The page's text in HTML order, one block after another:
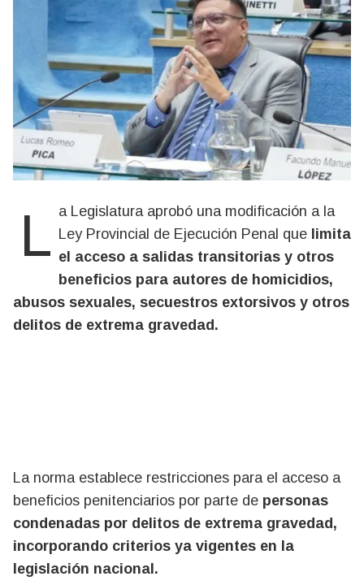
La Legislatura aprobó una modificación a la Ley Provincial de Ejecución Penal que limita
el acceso a salidas transitorias y otros
beneficios para autores de homicidios,
abusos sexuales, secuestros extorsivos y otros
delitos de extrema gravedad.
La norma establece restricciones para el acceso a
beneficios penitenciarios por parte de personas
condenadas por delitos de extrema gravedad,
incorporando criterios ya vigentes en la
legislación nacional.